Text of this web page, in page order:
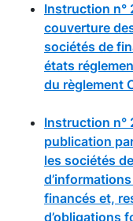
Instruction n°
couverture
sociétés de
états
du règlement
Instruction n°
publication
les sociétés
financés et,
d’obligations